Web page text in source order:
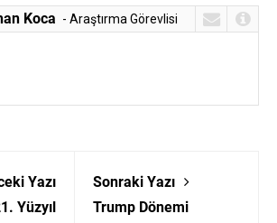
Koca - Araştırma Görevlisi
Yazı
Yüzyıl
Sonraki Yazı
Trump Dönemi